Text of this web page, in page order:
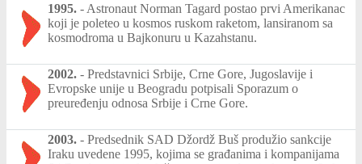
1995. - Astronaut Norman Tagard postao prvi Amerikanac
koji je poleteo u kosmos ruskom raketom, lansiranom sa
kosmodroma u Bajkonuru u Kazahstanu.
2002. - Predstavnici Srbije, Crne Gore, Jugoslavije i
Evropske unije u Beogradu potpisali Sporazum o
preuređenju odnosa Srbije i Crne Gore.
2003. - Predsednik SAD Džordž Buš produžio sankcije
Iraku uvedene 1995, kojima se građanima i kompanijama